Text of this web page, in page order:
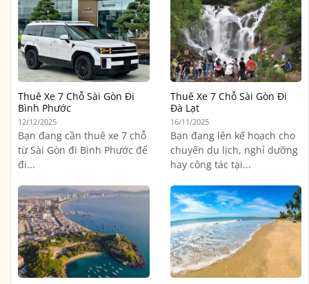
Thuê Xe 7 Chỗ Sài Gòn Đi
Bình Phước
12/12/2025
Bạn đang cần thuê xe 7 chỗ
từ Sài Gòn đi Bình Phước để
đi...
Thuê Xe 7 Chỗ Sài Gòn Đi
Đà Lạt
16/11/2025
Bạn đang lên kế hoạch cho
chuyến du lịch, nghỉ dưỡng
hay công tác tại...